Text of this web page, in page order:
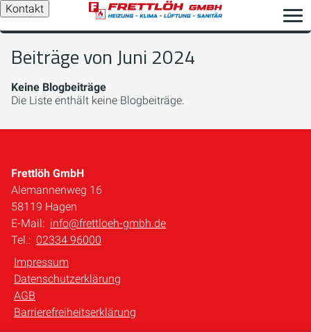
Kontakt
Beiträge von Juni 2024
Keine Blogbeiträge
Die Liste enthält keine Blogbeiträge.
Frettlöh GmbH
Alemannenweg 16
58119 Hagen
E-Mail: info@frettloeh-gmbh.de
Tel.: 02334 96000
Impressum
Datenschutzerklärung
AGB
Barrierefreiheitserklärung